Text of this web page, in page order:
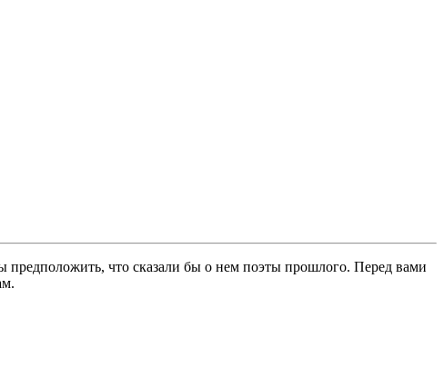
что сказали бы о нем поэты прошлого. Перед вами